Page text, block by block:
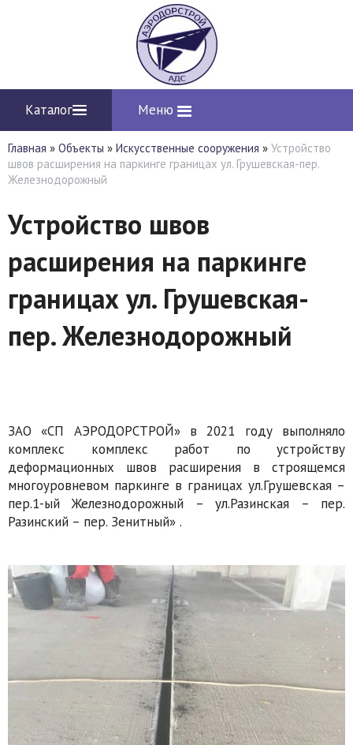
Каталог Меню
Главная » Объекты » Искусственные сооружения » Устройство
швов расширения на паркинге границах ул. Грушевская-пер.
Железнодорожный
Устройство швов
расширения на паркинге
границах ул. Грушевская-
пер. Железнодорожный
ЗАО «СП АЭРОДОРСТРОЙ» в 2021 году выполняло
комплекс комплекс работ по устройству
деформационных швов расширения в строящемся
многоуровневом паркинге в границах ул.Грушевская –
пер.1-ый Железнодорожный – ул.Разинская – пер.
Разинский – пер. Зенитный» .